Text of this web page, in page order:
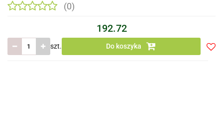
(0)
192.72
szt. Do koszyka